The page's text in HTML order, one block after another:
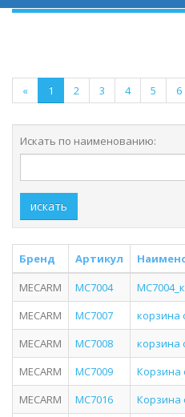
« 1 2 3 4 5 6
Искать по наименованию:
искать
Бренд Артикул
MECARM
MC7004
MECARM
MC7007
корзина
MECARM
MC7008
корзина
MECARM
MC7009
Корзина
MECARM
MC7016
Корзина